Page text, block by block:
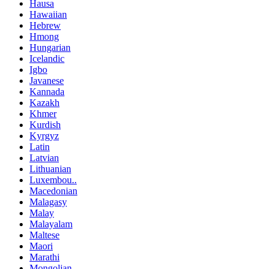
Hausa
Hawaiian
Hebrew
Hmong
Hungarian
Icelandic
Igbo
Javanese
Kannada
Kazakh
Khmer
Kurdish
Kyrgyz
Latin
Latvian
Lithuanian
Luxembou..
Macedonian
Malagasy
Malay
Malayalam
Maltese
Maori
Marathi